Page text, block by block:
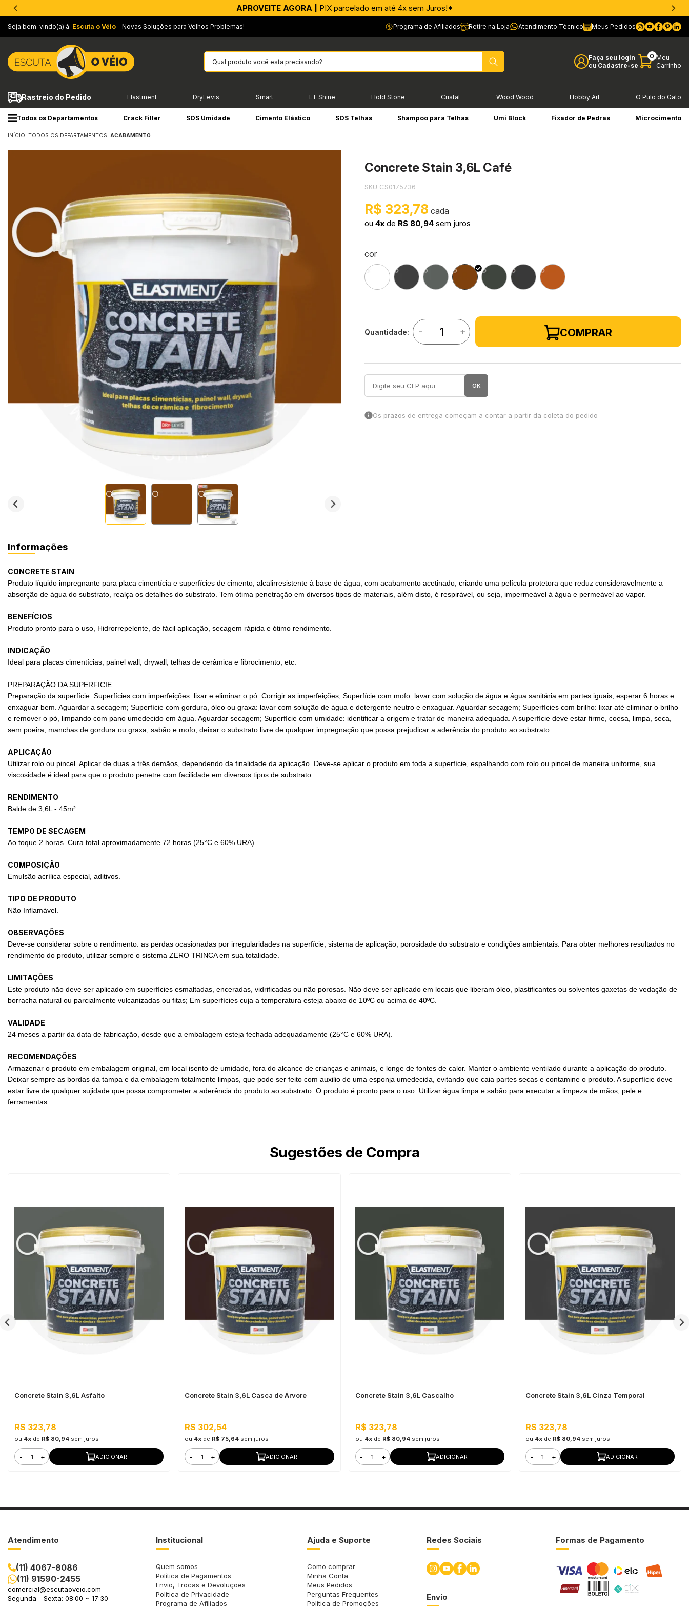
APROVEITE AGORA | PIX parcelado em até 4x sem Juros!*
CONFIA! |Faça uma renda extra conosco!*
…
Seja bem-vindo(a) à Escuta o Véio - Novas Soluções para Velhos Problemas! Programa de Afiliados Retire na Loja Atendimento Técnico Meus Pedidos
Faça seu login
ou Cadastre-se
0 Meu
Carrinho
Rastreio do Pedido Elastment DryLevis Smart LT Shine Hold Stone Cristal Wood Wood Hobby Art O Pulo do Gato
Todos os Departamentos Crack Filler SOS Umidade Cimento Elástico SOS Telhas Shampoo para Telhas Umi Block Fixador de Pedras Microcimento
INÍCIO TODOS OS DEPARTAMENTOS ACABAMENTO
Concrete Stain 3,6L Café
SKU CS0175736
R$ 323,78
ou4x de R$ 80,94 sem juros
cor
Quantidade: - + COMPRAR
OK
Os prazos de entrega começam a contar a partir da coleta do pedido
Informações
CONCRETE STAIN
Produto líquido impregnante para placa cimentícia e superfícies de cimento, alcalirresistente à base de água, com acabamento acetinado, criando uma película protetora que reduz consideravelmente a
absorção de água do substrato, realça os detalhes do substrato. Tem ótima penetração em diversos tipos de materiais, além disto, é respirável, ou seja, impermeável à água e permeável ao vapor.
BENEFÍCIOS
Produto pronto para o uso, Hidrorrepelente, de fácil aplicação, secagem rápida e ótimo rendimento.
INDICAÇÃO
Ideal para placas cimentícias, painel wall, drywall, telhas de cerâmica e fibrocimento, etc.
PREPARAÇÃO DA SUPERFICIE:
Preparação da superfície: Superfícies com imperfeições: lixar e eliminar o pó. Corrigir as imperfeições; Superfície com mofo: lavar com solução de água e água sanitária em partes iguais, esperar 6 horas e
enxaguar bem. Aguardar a secagem; Superfície com gordura, óleo ou graxa: lavar com solução de água e detergente neutro e enxaguar. Aguardar secagem; Superfícies com brilho: lixar até eliminar o brilho
e remover o pó, limpando com pano umedecido em água. Aguardar secagem; Superfície com umidade: identificar a origem e tratar de maneira adequada. A superfície deve estar firme, coesa, limpa, seca,
sem poeira, manchas de gordura ou graxa, sabão e mofo, deixar o substrato livre de qualquer impregnação que possa prejudicar a aderência do produto ao substrato.
APLICAÇÃO
Utilizar rolo ou pincel. Aplicar de duas a três demãos, dependendo da finalidade da aplicação. Deve-se aplicar o produto em toda a superfície, espalhando com rolo ou pincel de maneira uniforme, sua
viscosidade é ideal para que o produto penetre com facilidade em diversos tipos de substrato.
RENDIMENTO
Balde de 3,6L - 45m²
TEMPO DE SECAGEM
Ao toque 2 horas. Cura total aproximadamente 72 horas (25°C e 60% URA).
COMPOSIÇÃO
Emulsão acrílica especial, aditivos.
TIPO DE PRODUTO
Não Inflamável.
OBSERVAÇÕES
Deve-se considerar sobre o rendimento: as perdas ocasionadas por irregularidades na superfície, sistema de aplicação, porosidade do substrato e condições ambientais. Para obter melhores resultados no
rendimento do produto, utilizar sempre o sistema ZERO TRINCA em sua totalidade.
LIMITAÇÕES
Este produto não deve ser aplicado em superfícies esmaltadas, enceradas, vidrificadas ou não porosas. Não deve ser aplicado em locais que liberam óleo, plastificantes ou solventes gaxetas de vedação de
borracha natural ou parcialmente vulcanizadas ou fitas; Em superfícies cuja a temperatura esteja abaixo de 10ºC ou acima de 40ºC.
VALIDADE
24 meses a partir da data de fabricação, desde que a embalagem esteja fechada adequadamente (25°C e 60% URA).
RECOMENDAÇÕES
Armazenar o produto em embalagem original, em local isento de umidade, fora do alcance de crianças e animais, e longe de fontes de calor. Manter o ambiente ventilado durante a aplicação do produto.
Deixar sempre as bordas da tampa e da embalagem totalmente limpas, que pode ser feito com auxilio de uma esponja umedecida, evitando que caia partes secas e contamine o produto. A superfície deve
estar livre de qualquer sujidade que possa comprometer a aderência do produto ao substrato. O produto é pronto para o uso. Utilizar água limpa e sabão para executar a limpeza de mãos, pele e
ferramentas.
Sugestões de Compra
Concrete Stain 3,6L Asfalto
R$ 323,78
ou 4x de R$ 80,94 sem juros
- + ADICIONAR
Concrete Stain 3,6L Casca de Árvore
R$ 302,54
ou 4x de R$ 75,64 sem juros
- + ADICIONAR
Concrete Stain 3,6L Cascalho
R$ 323,78
ou 4xde R$ 80,94 sem juros
- + ADICIONAR
Concrete Stain 3,6L Cinza Temporal
R$ 323,78
ou 4xde R$ 80,94 sem juros
- + ADICIONAR
Atendimento
(11) 4067-8086
(11) 91590-2455
comercial@escutaoveio.com
Segunda - Sexta: 08:00 ~ 17:30
Institucional
Quem somos
Política de Pagamentos
Envio, Trocas e Devoluções
Política de Privacidade
Programa de Afiliados
Ajuda e Suporte
Como comprar
Minha Conta
Meus Pedidos
Perguntas Frequentes
Política de Promoções
Redes Sociais
Envio
Formas de Pagamento